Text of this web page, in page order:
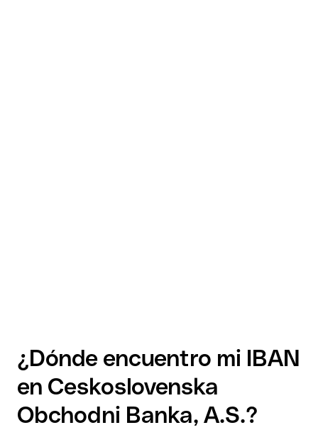
¿Dónde encuentro mi IBAN
en Ceskoslovenska
Obchodni Banka, A.S.?